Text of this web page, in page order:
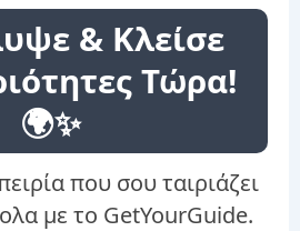
& Κλείσε
Τώρα!
🌍✨
που σου ταιριάζει
με το GetYourGuide.